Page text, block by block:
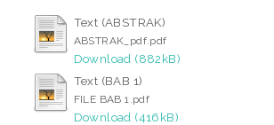
Text (ABSTRAK)
ABSTRAK_pdf.pdf
Download (882kB)
Text (BAB 1)
FILE BAB 1.pdf
Download (416kB)